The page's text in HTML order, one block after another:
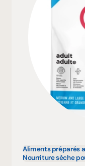
Aliments préparés
Nourriture sèche